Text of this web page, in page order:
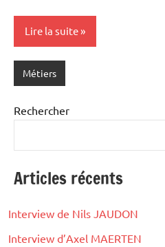
Lire la suite
Métiers
Rechercher
Articles récents
Interview de Nils JAUDON
Interview d’Axel MAERTEN